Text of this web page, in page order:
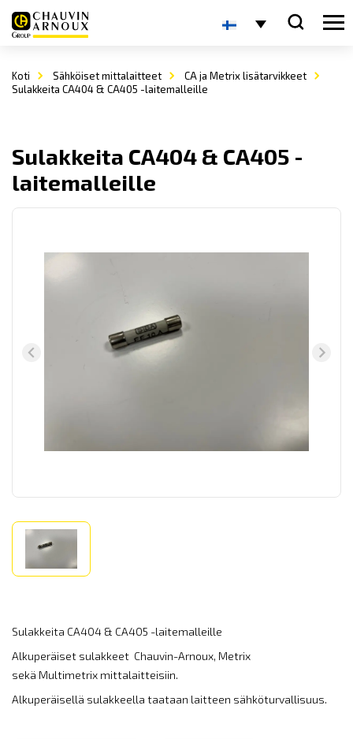
Koti Sähköiset mittalaitteet
CA ja Metrix lisätarvikkeet
Sulakkeita CA404 & CA405 -laitemalleille
Sulakkeita CA404 & CA405 -
laitemalleille
Sulakkeita CA404 & CA405 -laitemalleille
Alkuperäiset sulakkeet Chauvin-Arnoux, Metrix
sekä Multimetrix mittalaitteisiin.
Alkuperäisellä sulakkeella taataan laitteen sähköturvallisuus.